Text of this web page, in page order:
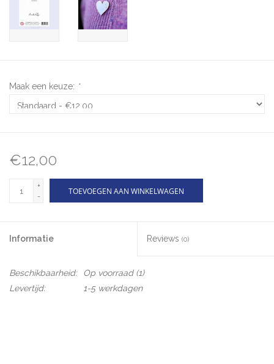
Maak een keuze: *
€12,00
+
-
TOEVOEGEN AAN WINKELWAGEN
Informatie Reviews (0)
Beschikbaarheid: Op voorraad(1)
Levertijd:
1-5 werkdagen